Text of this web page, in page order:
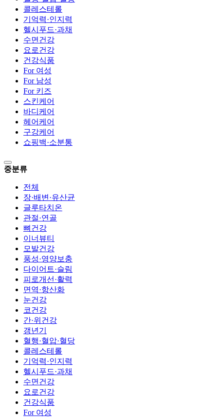
콜레스테롤
기억력·인지력
헬시푸드·과채
수면건강
요로건강
건강식품
For 여성
For 남성
For 키즈
스킨케어
바디케어
헤어케어
구강케어
쇼핑백·소분통
중분류
전체
장·배변·유산균
글루타치온
관절·연골
뼈건강
이너뷰티
모발건강
풍성·영양보충
다이어트·슬림
피로개선·활력
면역·항산화
눈건강
코건강
간·위건강
갱년기
혈행·혈압·혈당
콜레스테롤
기억력·인지력
헬시푸드·과채
수면건강
요로건강
건강식품
For 여성